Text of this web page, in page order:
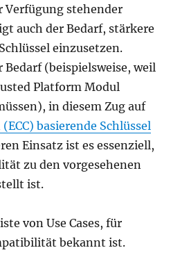
stehender
auch der Bedarf, stärkere
einzusetzen.
(beispielsweise, weil
Platform Modul
in diesem Zug auf
basierende Schlüssel
Einsatz ist es essenziell,
zu den vorgesehenen
ist.
von Use Cases, für
bekannt ist.